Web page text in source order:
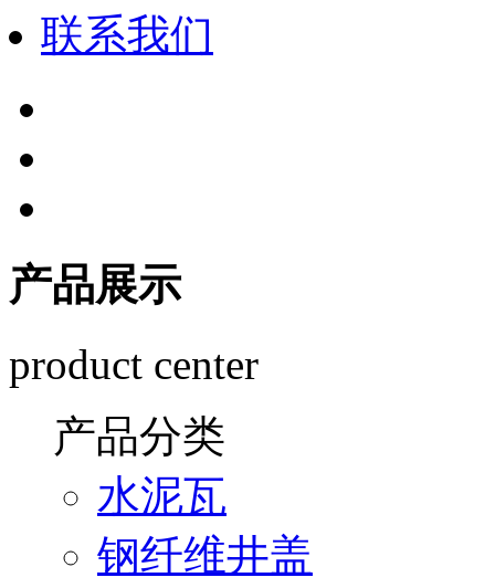
联系我们
产品展示
product center
产品分类
水泥瓦
钢纤维井盖